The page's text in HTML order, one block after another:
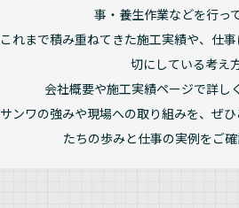
事・養生作業などを行っ
これまで積み重ねてきた施工実績や、仕
切にしている考え
会社概要や施工実績ページで詳し
サンワの強みや現場への取り組みを、ぜ
たちの歩みと仕事の実例をご確